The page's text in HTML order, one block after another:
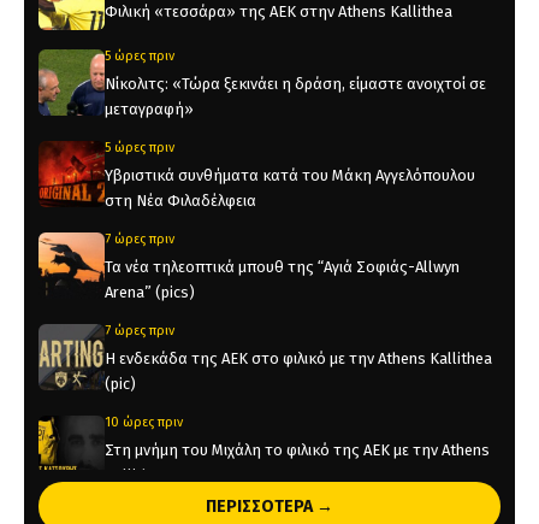
Φιλική «τεσσάρα» της ΑΕΚ στην Athens Kallithea
5 ώρες πριν
Νίκολιτς: «Τώρα ξεκινάει η δράση, είμαστε ανοιχτοί σε
μεταγραφή»
5 ώρες πριν
Υβριστικά συνθήματα κατά του Μάκη Αγγελόπουλου
στη Νέα Φιλαδέλφεια
7 ώρες πριν
Τα νέα τηλεοπτικά μπουθ της “Αγιά Σοφιάς-Allwyn
Arena” (pics)
7 ώρες πριν
Η ενδεκάδα της ΑΕΚ στο φιλικό με την Athens Kallithea
(pic)
10 ώρες πριν
Στη μνήμη του Μιχάλη το φιλικό της ΑΕΚ με την Athens
Kallithea
ΠΕΡΙΣΣΟΤΕΡΑ →